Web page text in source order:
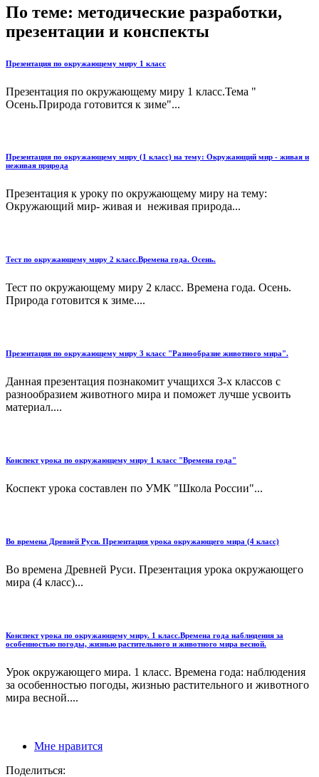
По теме: методические разработки,
презентации и конспекты
Презентация по окружающему миру 1 класс
Презентация по окружающему миру 1 класс.Тема "
Осень.Природа готовится к зиме"...
Презентация по окружающему миру (1 класс) на тему: Окружающий мир - живая и
неживая природа
Презентация к уроку по окружающему миру на тему:
Окружающий мир- живая и неживая природа...
Тест по окружающему миру 2 класс.Времена года. Осень.
Тест по окружающему миру 2 класс. Времена года. Осень.
Природа готовится к зиме....
Презентация по окружающему миру 3 класс "Разнообразие животного мира".
Данная презентация познакомит учащихся 3-х классов с
разнообразием животного мира и поможет лучше усвоить
материал....
Конспект урока по окружающему миру 1 класс "Времена года"
Коспект урока составлен по УМК "Школа России"...
Во времена Древней Руси. Презентация урока окружающего мира (4 класс)
Во времена Древней Руси. Презентация урока окружающего
мира (4 класс)...
Конспект урока по окружающему миру. 1 класс.Времена года наблюдения за
особенностью погоды, жизнью растительного и животного мира весной.
Урок окружающего мира. 1 класс. Времена года: наблюдения
за особенностью погоды, жизнью растительного и животного
мира весной....
Мне нравится
Поделиться: